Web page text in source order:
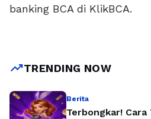
banking BCA di KlikBCA.
trending_upTRENDING NOW
Berita
Terbongkar! Cara